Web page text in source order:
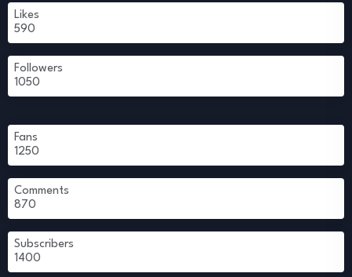
Likes
590
Followers
1050
Fans
1250
Comments
870
Subscribers
1400